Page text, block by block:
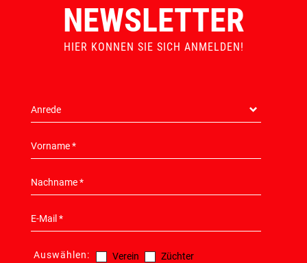
NEWSLETTER
HIER KONNEN SIE SICH ANMELDEN!
Auswählen: Verein Züchter